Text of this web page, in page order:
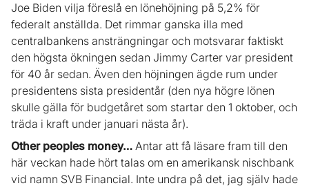
Joe Biden vilja föreslå en lönehöjning på 5,2% för
federalt anställda. Det rimmar ganska illa med
centralbankens ansträngningar och motsvarar faktiskt
den högsta ökningen sedan Jimmy Carter var president
för 40 år sedan. Även den höjningen ägde rum under
presidentens sista presidentår (den nya högre lönen
skulle gälla för budgetåret som startar den 1 oktober, och
träda i kraft under januari nästa år).
Other peoples money… Antar att få läsare fram till den
här veckan hade hört talas om en amerikansk nischbank
vid namn SVB Financial. Inte undra på det, jag själv hade